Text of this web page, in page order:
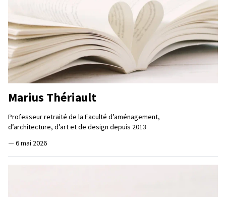
Marius Thériault
Professeur retraité de la Faculté d’aménagement,
d’architecture, d’art et de design depuis 2013
— 6 mai 2026